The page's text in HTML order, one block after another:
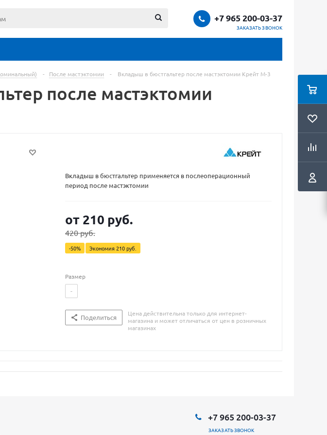
+7 965 200-03-37
ЗАКАЗАТЬ ЗВОНОК
- После мастэктомии - Вкладыш в бюстгальтер после мастэктомии Крейт М-3
после мастэктомии
Вкладыш в бюстгальтер применяется в послеоперационный
период после мастэктомии
от 210 руб.
420 руб.
-50% Экономия210 руб.
Размер
-
Поделиться
Цена действительна только для интернет-
магазина и может отличаться от цен в розничных
магазинах
+7 965 200-03-37
ЗАКАЗАТЬ ЗВОНОК